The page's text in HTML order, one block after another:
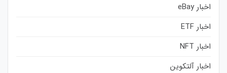
اخبار eBay
اخبار ETF
اخبار NFT
اخبار آلتکوین